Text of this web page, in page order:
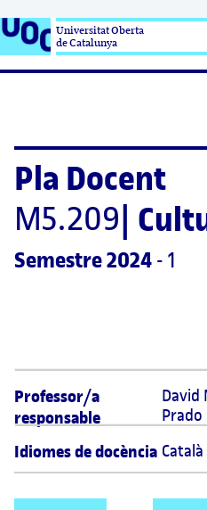
Universitat Oberta
de Catalunya
Pla Docent
M5.209
Semestre 2024 - 1
Professor/a
responsable
David
Prado
Idiomes de docència Català